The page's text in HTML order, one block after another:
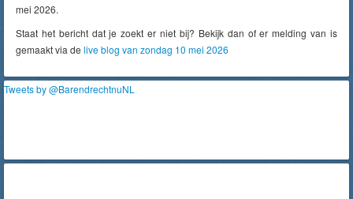
mei 2026.
Staat het bericht dat je zoekt er niet bij? Bekijk dan of er melding van is
gemaakt via de live blog van zondag 10 mei 2026
Tweets by @BarendrechtnuNL